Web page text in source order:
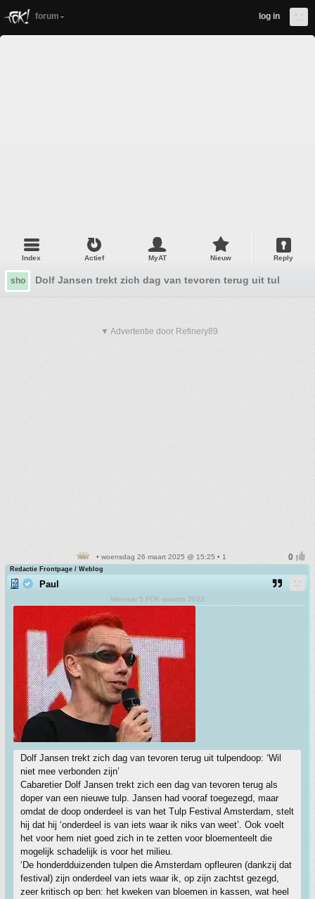
forum log in
Index Actief MyAT Nieuw Reply
sho Dolf Jansen trekt zich dag van tevoren terug uit
▼ Advertentie door Refinery89
• woensdag 26 maart 2025 @ 15:25 • 1
Redactie Frontpage / Weblog
Paul
Winnaar 5 FOK-awards 2022
Dolf Jansen trekt zich dag van tevoren terug uit tulpendoop: ‘Wil
niet mee verbonden zijn’
Cabaretier Dolf Jansen trekt zich een dag van tevoren terug als
doper van een nieuwe tulp. Jansen had vooraf toegezegd, maar
omdat de doop onderdeel is van het Tulp Festival Amsterdam, stelt
hij dat hij ‘onderdeel is van iets waar ik niks van weet’. Ook voelt
het voor hem niet goed zich in te zetten voor bloementeelt die
mogelijk schadelijk is voor het milieu.
‘De honderdduizenden tulpen die Amsterdam opfleuren (dankzij dat
festival) zijn onderdeel van iets waar ik, op zijn zachtst gezegd,
zeer kritisch op ben: het kweken van bloemen in kassen, wat heel